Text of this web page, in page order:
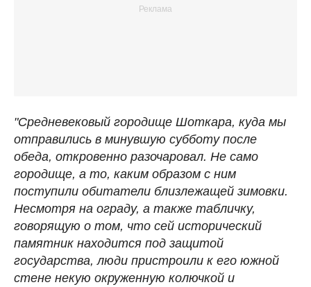
"Средневековый городище Шоткара, куда мы
отправились в минувшую субботу после
обеда, откровенно разочаровал. Не само
городище, а то, каким образом с ним
поступили обитатели близлежащей зимовки.
Несмотря на ограду, а также табличку,
говорящую о том, что сей исторический
памятник находится под защитой
государства, люди пристроили к его южной
стене некую окруженную колючкой и